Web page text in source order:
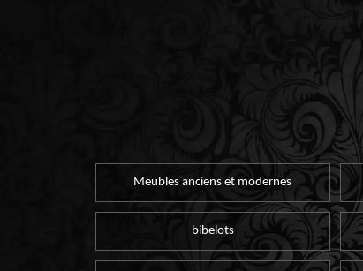
Meubles anciens et modernes
bibelots